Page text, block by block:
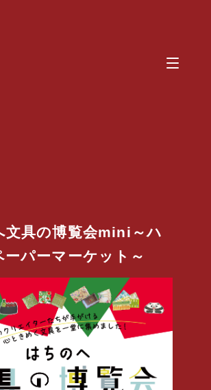
文具の博覧会mini～ハ
ーパーマーケット～